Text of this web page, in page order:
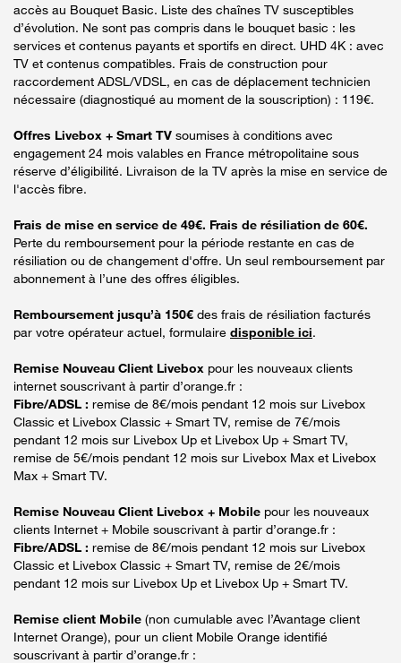
accès au Bouquet Basic. Liste des chaînes TV susceptibles
d’évolution. Ne sont pas compris dans le bouquet basic : les
services et contenus payants et sportifs en direct. UHD 4K : avec
TV et contenus compatibles. Frais de construction pour
raccordement ADSL/VDSL, en cas de déplacement technicien
nécessaire (diagnostiqué au moment de la souscription) : 119€.
Offres Livebox + Smart TV soumises à conditions avec
engagement 24 mois valables en France métropolitaine sous
réserve d’éligibilité. Livraison de la TV après la mise en service de
l'accès fibre.
Frais de mise en service de 49€. Frais de résiliation de 60€.
Perte du remboursement pour la période restante en cas de
résiliation ou de changement d'offre. Un seul remboursement par
abonnement à l’une des offres éligibles.
Remboursement jusqu’à 150€ des frais de résiliation facturés
par votre opérateur actuel, formulaire disponible ici.
Remise Nouveau Client Livebox pour les nouveaux clients
internet souscrivant à partir d’orange.fr :
Fibre/ADSL : remise de 8€/mois pendant 12 mois sur Livebox
Classic et Livebox Classic + Smart TV, remise de 7€/mois
pendant 12 mois sur Livebox Up et Livebox Up + Smart TV,
remise de 5€/mois pendant 12 mois sur Livebox Max et Livebox
Max + Smart TV.
Remise Nouveau Client Livebox + Mobile pour les nouveaux
clients Internet + Mobile souscrivant à partir d’orange.fr :
Fibre/ADSL : remise de 8€/mois pendant 12 mois sur Livebox
Classic et Livebox Classic + Smart TV, remise de 2€/mois
pendant 12 mois sur Livebox Up et Livebox Up + Smart TV.
Remise client Mobile (non cumulable avec l’Avantage client
Internet Orange), pour un client Mobile Orange identifié
souscrivant à partir d’orange.fr :